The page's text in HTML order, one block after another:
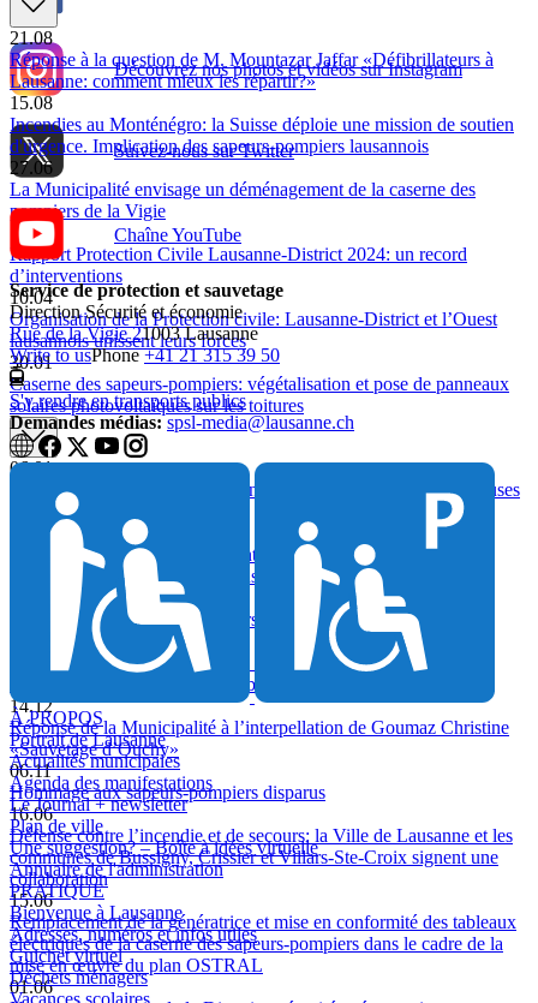
21.08
Réponse à la question de M. Mountazar Jaffar «Défibrillateurs à
Lausanne: comment mieux les répartir?»
15.08
Incendies au Monténégro: la Suisse déploie une mission de soutien
d'urgence. Implication des sapeurs-pompiers lausannois
27.06
La Municipalité envisage un déménagement de la caserne des
pompiers de la Vigie
11.04
Rapport Protection Civile Lausanne-District 2024: un record
d’interventions
10.04
Organisation de la Protection civile: Lausanne-District et l’Ouest
lausannois unissent leurs forces
30.01
Caserne des sapeurs-pompiers: végétalisation et pose de panneaux
solaires photovoltaïques sur les toitures
06.01
Rama III: Un pas décisif pour une formation de pointe des sapeuses
et sapeurs-pompiers
15.11
La Municipalité répond à une interpellation sur les conditions de
travail des sapeurs-pompiers lausannois
Hommage aux sapeurs-pompiers disparus
Les corps des sapeurs-pompiers professionnels de Suisse latine
comptent treize nouveaux membres dans leurs rangs
14.12
Réponse de la Municipalité à l’interpellation de Goumaz Christine
«Sauvetage d’Ouchy»
06.11
Hommage aux sapeurs-pompiers disparus
16.06
Défense contre l’incendie et de secours: la Ville de Lausanne et les
communes de Bussigny, Crissier et Villars-Ste-Croix signent une
collaboration
15.06
Remplacement de la génératrice et mise en conformité des tableaux
électriques de la caserne des sapeurs-pompiers dans le cadre de la
mise en œuvre du plan OSTRAL
01.06
Découvrez nos photos et vidéos sur Instagram
Suivez-nous sur Twitter
Chaîne YouTube
Service de protection et sauvetage
Direction Sécurité et économie
Rue de la Vigie 21003 Lausanne
Write to usPhone+41 21 315 39 50
S'y rendre en transports publics
Demandes médias: spsl-media@lausanne.ch
À PROPOS
Portrait de Lausanne
Actualités municipales
Agenda des manifestations
Le Journal + newsletter
Plan de ville
Une suggestion? – Boîte à idées virtuelle
Annuaire de l'administration
PRATIQUE
Bienvenue à Lausanne
Adresses, numéros et infos utiles
Guichet virtuel
Déchets ménagers
Vacances scolaires